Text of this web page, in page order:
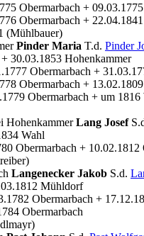
Obermarbach +
Obermarbach +
(Mühlbauer)
Pinder Maria T.d. Pinder
30.03.1853 Hohenkammer
Obermarbach +
Obermarbach +
Obermarbach + um 1816
HohenkammerLang Josef
Wahl
Obermarbach + 10.02.1812
Langenecker Jakob S.d.
Mühldorf
Obermarbach +
Obermarbach